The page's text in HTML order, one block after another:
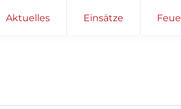
Aktuelles Einsätze